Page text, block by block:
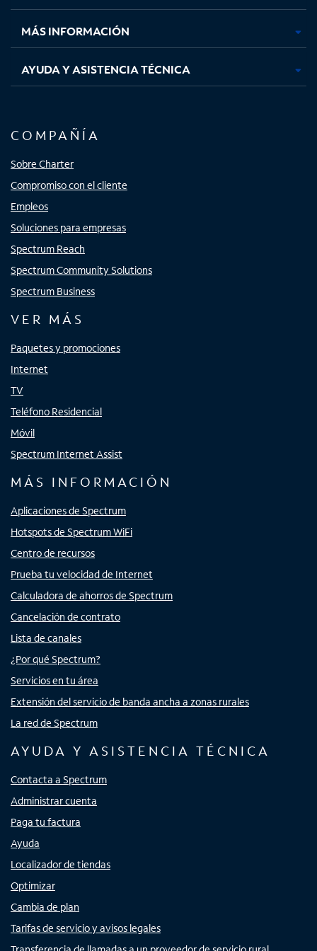
nuevanuevanuevanueva
MÁS INFORMACIÓN
AYUDA Y ASISTENCIA TÉCNICA
COMPAÑÍA
Sobre Charter
Compromiso con el cliente
Empleos
Soluciones para empresas
Spectrum Reach
Spectrum Community Solutions
Spectrum Business
VER MÁS
Paquetes y promociones
Internet
TV
Teléfono Residencial
Móvil
Spectrum Internet Assist
MÁS INFORMACIÓN
Aplicaciones de Spectrum
Hotspots de Spectrum WiFi
Centro de recursos
Prueba tu velocidad de Internet
Calculadora de ahorros de Spectrum
Cancelación de contrato
Lista de canales
¿Por qué Spectrum?
Servicios en tu área
Extensión del servicio de banda ancha a zonas rurales
La red de Spectrum
AYUDA Y ASISTENCIA TÉCNICA
Contacta a Spectrum
Administrar cuenta
Paga tu factura
Ayuda
Localizador de tiendas
Optimizar
Cambia de plan
Tarifas de servicio y avisos legales